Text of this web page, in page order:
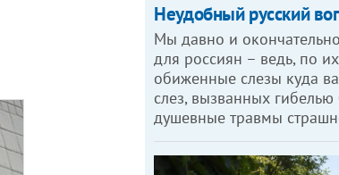
​Неудобный русский
Мы давно и
для россиян – ведь, по
обиженные слезы куда
слез, вызванных
душевные травмы